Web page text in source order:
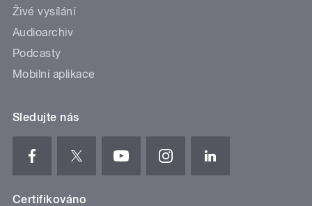
Živé vysílání
Audioarchiv
Podcasty
Mobilní aplikace
Sledujte nás
Certifikováno